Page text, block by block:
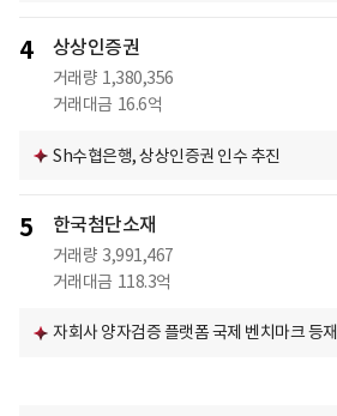
4 상상인증권
거래량 1,380,356
거래대금 16.6억
Sh수협은행, 상상인증권 인수 추진
5 한국첨단소재
거래량 3,991,467
거래대금 118.3억
자회사 양자검증 플랫폼 국제 벤치마크 등재